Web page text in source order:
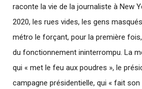
raconte la vie de la journaliste à New
2020, les rues vides, les gens
métro le forçant, pour la première
du fonctionnement ininterrompu. La
qui « met le feu aux poudres », le
campagne présidentielle, qui « fait